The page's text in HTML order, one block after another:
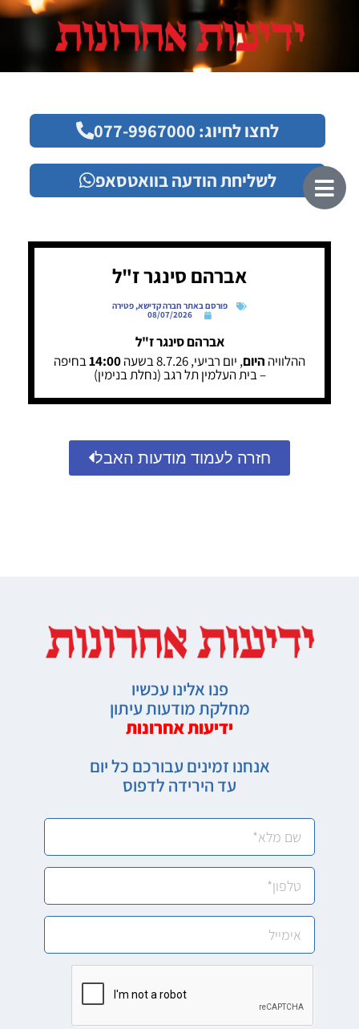
לחצו לחיוג: 077-9967000
לשליחת הודעה בוואטסאפ
אברהם סינגר ז"ל
פורסם באתר חברה קדישא,פטירה
08/07/2026
אברהם סינגר ז"ל
ההלוויה היום, יום רביעי, 8.7.26 בשעה 14:00בחיפה
– בית העלמין תל רגב (נחלת בנימין)
חזרה לעמוד מודעות האבל
פנו אלינו עכשיו
מחלקת מודעות עיתון
ידיעות אחרונות
אנחנו זמינים עבורכם כל יום
עד הירידה לדפוס